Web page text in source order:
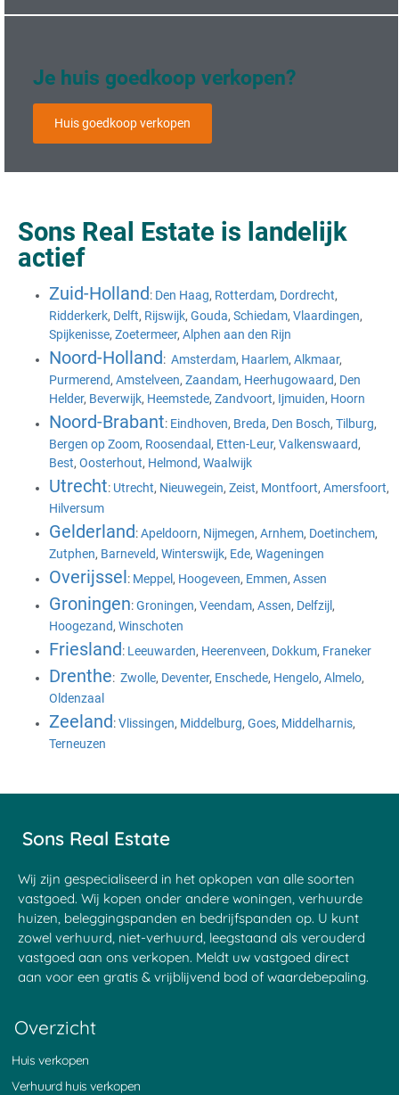
Je huis goedkoop verkopen?
Huis goedkoop verkopen
Sons Real Estate is landelijk
actief
Zuid-Holland: Den Haag, Rotterdam, Dordrecht,
Ridderkerk, Delft, Rijswijk, Gouda, Schiedam, Vlaardingen,
Spijkenisse, Zoetermeer, Alphen aan den Rijn
Noord-Holland: Amsterdam, Haarlem, Alkmaar,
Purmerend, Amstelveen, Zaandam, Heerhugowaard, Den
Helder, Beverwijk, Heemstede, Zandvoort, Ijmuiden, Hoorn
Noord-Brabant: Eindhoven, Breda, Den Bosch, Tilburg,
Bergen op Zoom, Roosendaal , Etten-Leur, Valkenswaard,
Best, Oosterhout, Helmond, Waalwijk
Utrecht: Utrecht, Nieuwegein, Zeist, Montfoort, Amersfoort,
Hilversum
Gelderland:Apeldoorn, Nijmegen, Arnhem, Doetinchem,
Zutphen, Barneveld, Winterswijk, Ede, Wageningen
Overijssel: Meppel , Hoogeveen, Emmen, Assen
Groningen:Groningen, Veendam, Assen, Delfzijl ,
Hoogezand, Winschoten
Friesland: Leeuwarden, Heerenveen, Dokkum, Franeker
Drenthe: Zwolle, Deventer, Enschede, Hengelo, Almelo,
Oldenzaal
Zeeland:Vlissingen, Middelburg, Goes, Middelharnis,
Terneuzen
Sons Real Estate
Wij zijn gespecialiseerd in het opkopen van alle soorten
vastgoed. Wij kopen onder andere woningen, verhuurde
huizen, beleggingspanden en bedrijfspanden op. U kunt
zowel verhuurd, niet-verhuurd, leegstaand als verouderd
vastgoed aan ons verkopen. Meldt uw vastgoed direct
aan voor een gratis & vrijblijvend bod of waardebepaling.
Overzicht
Huis verkopen
Verhuurd huis verkopen